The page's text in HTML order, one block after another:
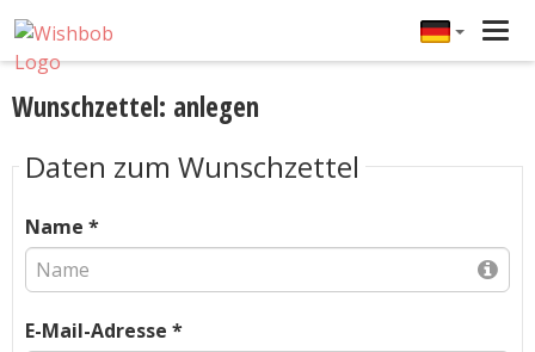
Wunschzettel: anlegen
Daten zum Wunschzettel
Name *
E-Mail-Adresse *